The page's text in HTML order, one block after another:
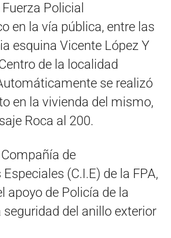
Policial
en la vía pública, entre las
esquina Vicente López Y
de la localidad
se realizó
en la vivienda del mismo,
Roca al 200.
de
(C.I.E) de la FPA,
apoyo de Policía de la
seguridad del anillo exterior